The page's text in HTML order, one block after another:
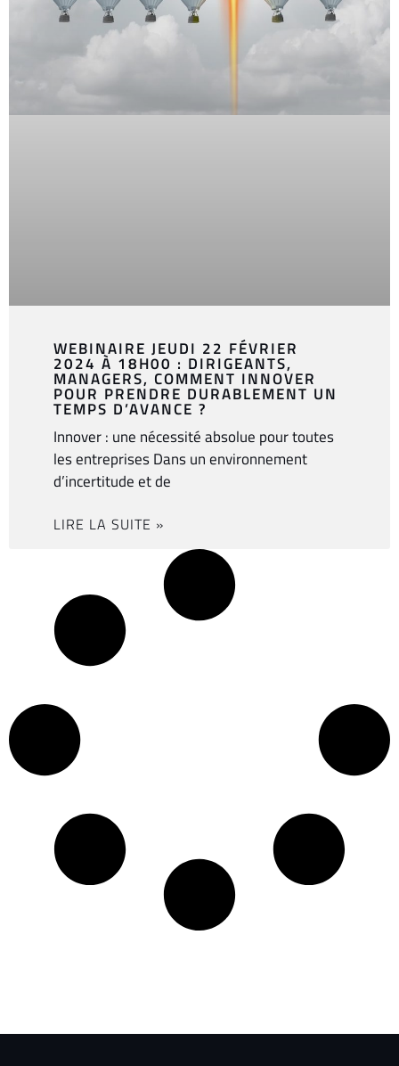
WEBINAIRE JEUDI 22 FÉVRIER
2024 À 18H00 : DIRIGEANTS,
MANAGERS, COMMENT INNOVER
POUR PRENDRE DURABLEMENT UN
TEMPS D’AVANCE ?
Innover : une nécessité absolue pour toutes
les entreprises Dans un environnement
d’incertitude et de
LIRE LA SUITE »